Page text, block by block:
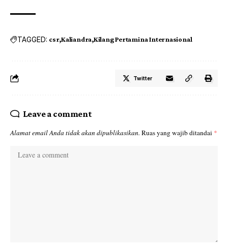
TAGGED: csr Kaliandra Kilang Pertamina Internasional
Twitter
Leave a comment
Alamat email Anda tidak akan dipublikasikan. Ruas yang wajib ditandai *